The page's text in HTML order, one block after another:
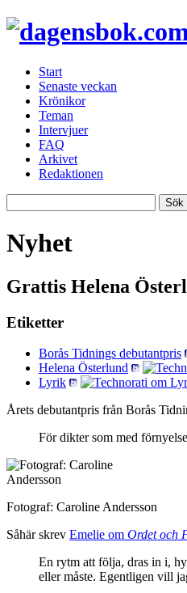
Start
Senaste veckan
Krönikor
Teman
Intervjuer
FAQ
Arkivet
Redaktionen
Nyhet
Grattis Helena
Etiketter
Borås Tidnings debutantpris
Helena Österlund
Lyrik
Årets debutantpris från Borås
För dikter som med
Fotograf: Caroline Andersson
Såhär skrev Emelie om Ordet och
En rytm att följa, dras in i,
eller måste. Egentligen vill